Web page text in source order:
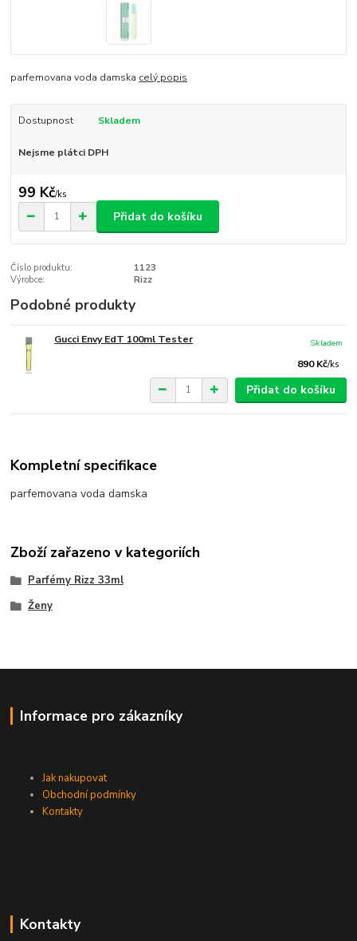
parfemovana voda damska celý popis
Dostupnost Skladem
Nejsme plátci DPH
99 Kč/ks
Přidat do košíku
Číslo produktu:
1123
Výrobce:
Rizz
Podobné produkty
Gucci Envy EdT 100ml Tester
890 Kč/ks
Skladem
Přidat do košíku
Kompletní specifikace
parfemovana voda damska
Zboží zařazeno v kategoriích
Parfémy Rizz 33ml
Ženy
Informace pro zákazníky
Jak nakupovat
Obchodní podmínky
Kontakty
Kontakty